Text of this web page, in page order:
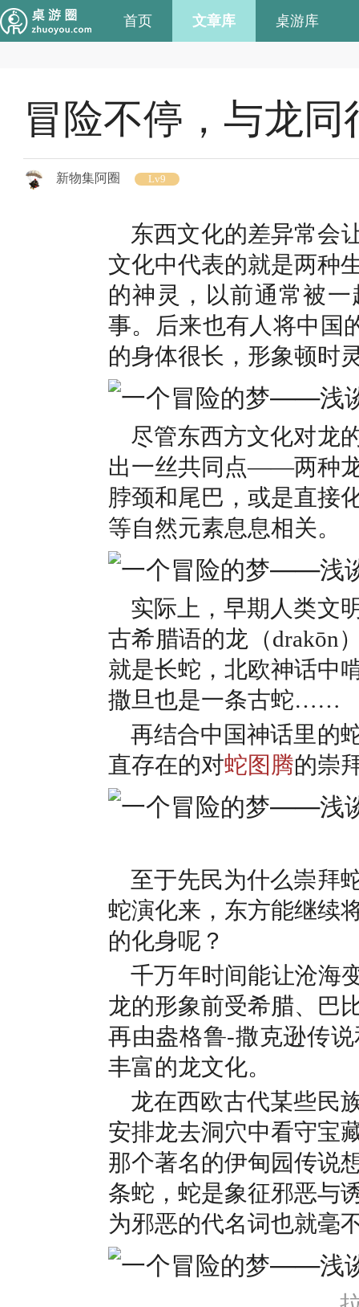
首页 文章库 桌游库
冒险不停，与龙
新物集阿圈 Lv9
东西文化的差异常会
文化中代表的就是两种
的神灵，以前通常被一
事。后来也有人将中国
的身体很长，形象顿时
尽管东西方文化对龙
出一丝共同点——两种
脖颈和尾巴，或是直接
等自然元素息息相关。
实际上，早期人类文
古希腊语的龙（drakōn
就是长蛇，北欧神话中
撒旦也是一条古蛇……
再结合中国神话里的
直存在的对蛇图腾的崇
至于先民为什么崇拜
蛇演化来，东方能继续
的化身呢？
千万年时间能让沧海
龙的形象前受希腊、巴
再由盎格鲁-撒克逊传
丰富的龙文化。
龙在西欧古代某些民
安排龙去洞穴中看守宝
那个著名的伊甸园传说
条蛇，蛇是象征邪恶与
为邪恶的代名词也就毫